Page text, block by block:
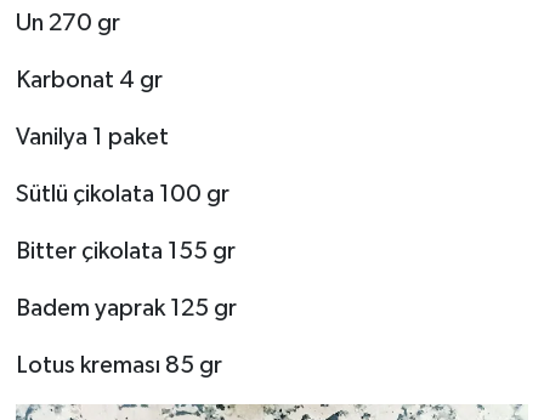
Un 270 gr
Karbonat 4 gr
Vanilya 1 paket
Sütlü çikolata 100 gr
Bitter çikolata 155 gr
Badem yaprak 125 gr
Lotus kreması 85 gr